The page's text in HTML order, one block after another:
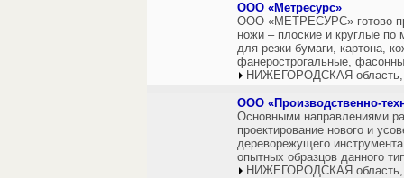
ООО «Метресурс»
ООО «МЕТРЕСУРС» готово
ножи – плоские и круглые
для резки бумаги, картона,
фанерострогальные,
НИЖЕГОРОДСКАЯ область,
ООО «Производственно-
Основными направлениями
проектирование нового и
дереворежущего
опытных образцов данного
НИЖЕГОРОДСКАЯ область,